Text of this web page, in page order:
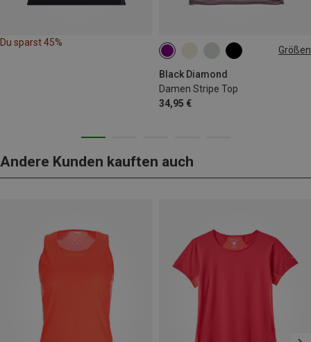
Du sparst 45%
Größen
Black Diamond
Damen Stripe Top
34,95 €
M
Andere Kunden kauften auch